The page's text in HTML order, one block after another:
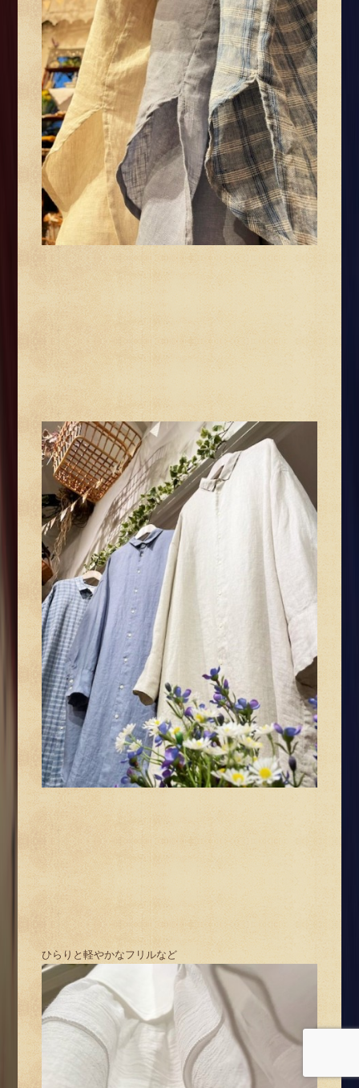
ひらりと軽やかなフリルなど